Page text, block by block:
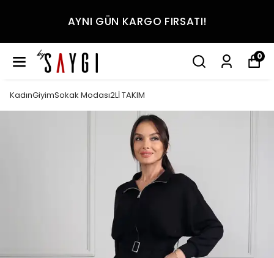
AYNI GÜN KARGO FIRSATI!
0
KadınGiyimSokak Modası2Lİ TAKIM